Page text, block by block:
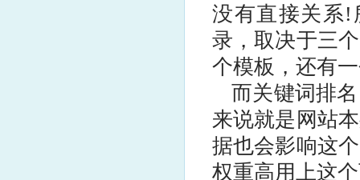
没有直接关系!
录，取决于三
个模板，还有
而关键词排
来说就是网站
据也会影响这
权重高用上这